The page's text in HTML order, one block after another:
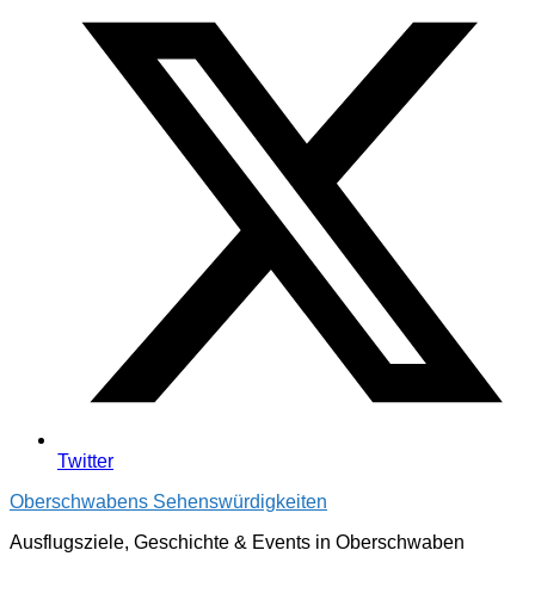
Twitter
Oberschwabens Sehenswürdigkeiten
Ausflugsziele, Geschichte & Events in Oberschwaben